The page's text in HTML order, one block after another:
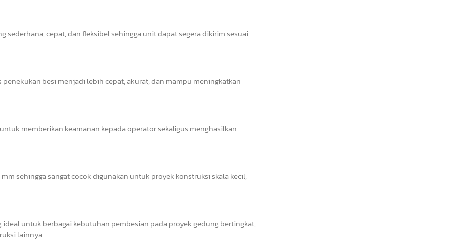
sederhana, cepat, dan fleksibel sehingga unit dapat segera dikirim sesuai
besi menjadi lebih cepat, akurat, dan mampu meningkatkan
memberikan keamanan kepada operator sekaligus menghasilkan
sehingga sangat cocok digunakan untuk proyek konstruksi skala kecil,
untuk berbagai kebutuhan pembesian pada proyek gedung bertingkat,
lainnya.